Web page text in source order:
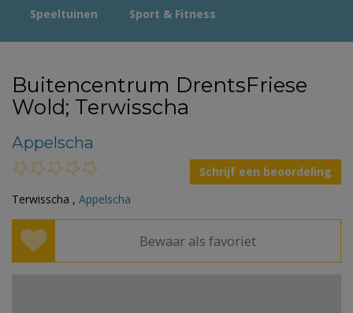
Speeltuinen
Sport & Fitness
Buitencentrum DrentsFriese
Wold; Terwisscha
Appelscha
Schrijf een beoordeling
Terwisscha , Appelscha
Bewaar als favoriet